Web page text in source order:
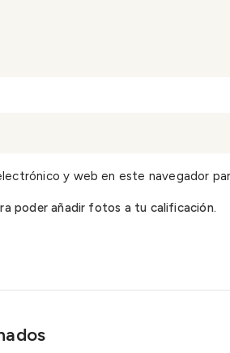
y web en este navegador
poder añadir fotos a tu calificación.